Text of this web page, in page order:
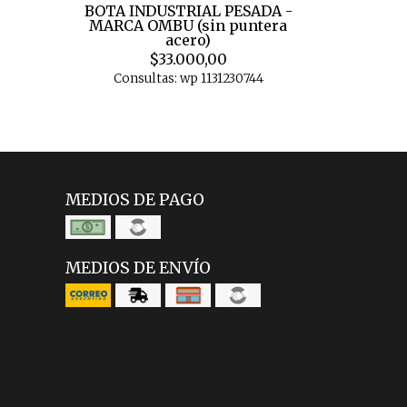
BOTA INDUSTRIAL PESADA -
MARCA OMBU (sin puntera
acero)
$33.000,00
Consultas: wp 1131230744
MEDIOS DE PAGO
MEDIOS DE ENVÍO